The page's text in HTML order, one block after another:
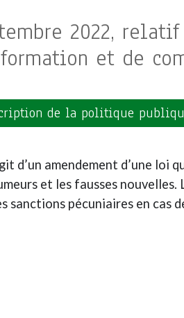
2022,
et de
de la politique
d’un amendement d’une
et les fausses
sanctions pécuniaires en cas